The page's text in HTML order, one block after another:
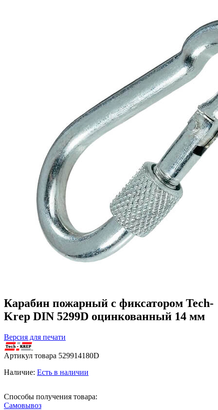
Карабин пожарный с фиксатором Tech-
Krep DIN 5299D оцинкованный 14 мм
Версия для печати
Артикул товара 529914180D
Наличие: Есть в наличии
Способы получения товара:
Самовывоз